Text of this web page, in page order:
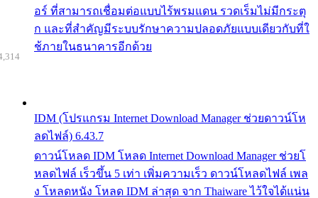
อร์ ที่สามารถเชื่อมต่อแบบไร้พรมแดน รวดเร็มไม่มีกระตุ
ก และที่สำคัญมีระบบรักษาความปลอดภัยแบบเดียวกับที่ใ
ช้ภายในธนาคารอีกด้วย
IDM (โปรแกรม Internet Download Manager ช่วยดาวน์โห
ลดไฟล์) 6.43.7
ดาวน์โหลด IDM โหลด Internet Download Manager ช่วยโ
หลดไฟล์ เร็วขึ้น 5 เท่า เพิ่มความเร็ว ดาวน์โหลดไฟล์ เพล
ง โหลดหนัง โหลด IDM ล่าสุด จาก Thaiware ไว้ใจได้แน่น